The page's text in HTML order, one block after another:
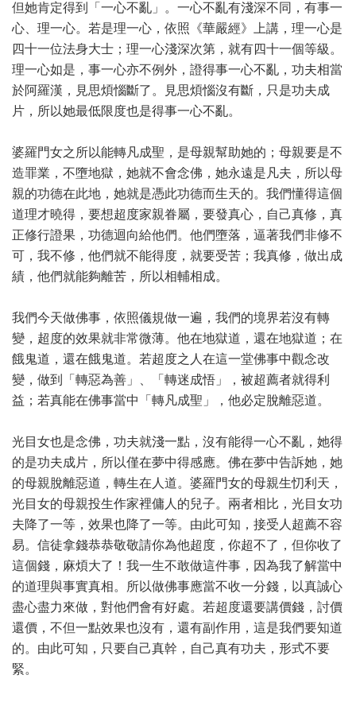
但她肯定得到「一心不亂」。一心不亂有淺深不同，有事一
心、理一心。若是理一心，依照《華嚴經》上講，理一心是
四十一位法身大士；理一心淺深次第，就有四十一個等級。
理一心如是，事一心亦不例外，證得事一心不亂，功夫相當
於阿羅漢，見思煩惱斷了。見思煩惱沒有斷，只是功夫成
片，所以她最低限度也是得事一心不亂。
婆羅門女之所以能轉凡成聖，是母親幫助她的；母親要是不
造罪業，不墮地獄，她就不會念佛，她永遠是凡夫，所以母
親的功德在此地，她就是憑此功德而生天的。我們懂得這個
道理才曉得，要想超度家親眷屬，要發真心，自己真修，真
正修行證果，功德迴向給他們。他們墮落，逼著我們非修不
可，我不修，他們就不能得度，就要受苦；我真修，做出成
績，他們就能夠離苦，所以相輔相成。
我們今天做佛事，依照儀規做一遍，我們的境界若沒有轉
變，超度的效果就非常微薄。他在地獄道，還在地獄道；在
餓鬼道，還在餓鬼道。若超度之人在這一堂佛事中觀念改
變，做到「轉惡為善」、「轉迷成悟」，被超薦者就得利
益；若真能在佛事當中「轉凡成聖」，他必定脫離惡道。
光目女也是念佛，功夫就淺一點，沒有能得一心不亂，她得
的是功夫成片，所以僅在夢中得感應。佛在夢中告訴她，她
的母親脫離惡道，轉生在人道。婆羅門女的母親生忉利天，
光目女的母親投生作家裡傭人的兒子。兩者相比，光目女功
夫降了一等，效果也降了一等。由此可知，接受人超薦不容
易。信徒拿錢恭恭敬敬請你為他超度，你超不了，但你收了
這個錢，麻煩大了！我一生不敢做這件事，因為我了解當中
的道理與事實真相。所以做佛事應當不收一分錢，以真誠心
盡心盡力來做，對他們會有好處。若超度還要講價錢，討價
還價，不但一點效果也沒有，還有副作用，這是我們要知道
的。由此可知，只要自己真幹，自己真有功夫，形式不要
緊。